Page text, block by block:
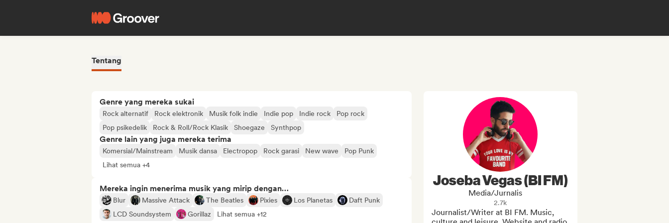
Tentang
Genre yang mereka sukai
Rock alternatif Rock elektronik Musik folk indie Indie pop Indie rock
Pop rock
Pop psikedelik
Rock & Roll/Rock Klasik Shoegaze Synthpop
Genre lain yang juga mereka terima
Komersial/Mainstream Musik dansa Electropop Rock garasi New wave
Pop Punk
Lihat semua +4
Mereka ingin menerima musik yang mirip dengan…
Blur Massive Attack The Beatles Pixies Los Planetas
Daft Punk
LCD Soundsystem
Gorillaz Lihat semua +12
Joseba Vegas (BI FM)
Media/Jurnalis
2.7k
Journalist/Writer at BI FM. Music,